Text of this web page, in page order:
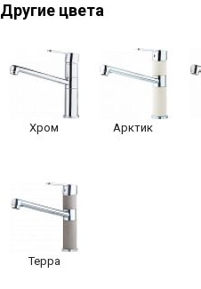
Другие цвета
Хром Арктик
Терра